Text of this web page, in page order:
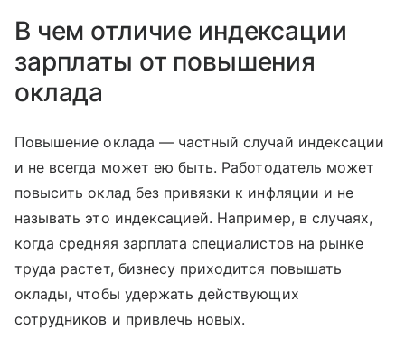
В чем отличие индексации
зарплаты от повышения
оклада
Повышение оклада — частный случай индексации
и не всегда может ею быть. Работодатель может
повысить оклад без привязки к инфляции и не
называть это индексацией. Например, в случаях,
когда средняя зарплата специалистов на рынке
труда растет, бизнесу приходится повышать
оклады, чтобы удержать действующих
сотрудников и привлечь новых.